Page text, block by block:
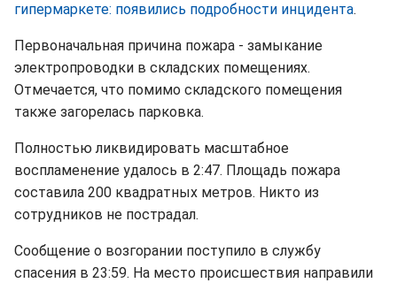
гипермаркете: появились подробности инцидента.
Первоначальная причина пожара - замыкание
электропроводки в складских помещениях.
Отмечается, что помимо складского помещения
также загорелась парковка.
Полностью ликвидировать масштабное
воспламенение удалось в 2:47. Площадь пожара
составила 200 квадратных метров. Никто из
сотрудников не пострадал.
Сообщение о возгорании поступило в службу
спасения в 23:59. На место происшествия направили